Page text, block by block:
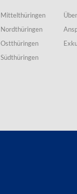
Mittelthüringen
Nordthüringen
Ostthüringen
Südthüringen